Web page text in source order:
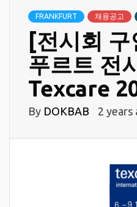
FRANKFURT 채용공고
[전시회
푸르트 전
Texcare
By DOKBAB 2 years